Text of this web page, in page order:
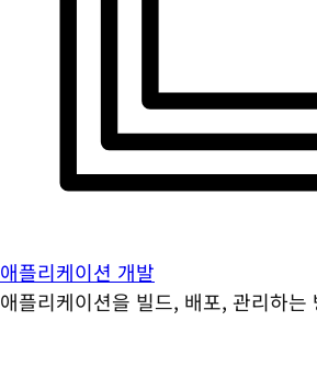
애플리케이션 개발
애플리케이션을 빌드, 배포, 관리하는